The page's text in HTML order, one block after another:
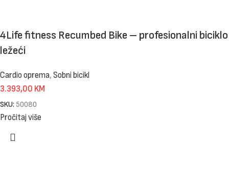
4Life fitness Recumbed Bike – profesionalni biciklo
ležeći
Cardio oprema, Sobni bicikl
3.393,00 KM
SKU: 50080
Pročitaj više